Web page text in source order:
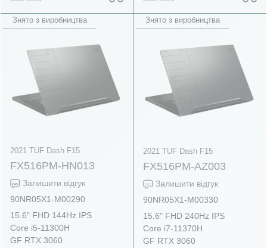
Знято з виробництва
2021 TUF Dash F15
FX516PM-HN013
Залишити відгук
90NR05X1-M00290
15.6" FHD 144Hz IPS
Core i5-11300H
GF RTX 3060
Знято з виробництва
2021 TUF Dash F15
FX516PM-AZ003
Залишити відгук
90NR05X1-M00330
15.6" FHD 240Hz IPS
Core i7-11370H
GF RTX 3060